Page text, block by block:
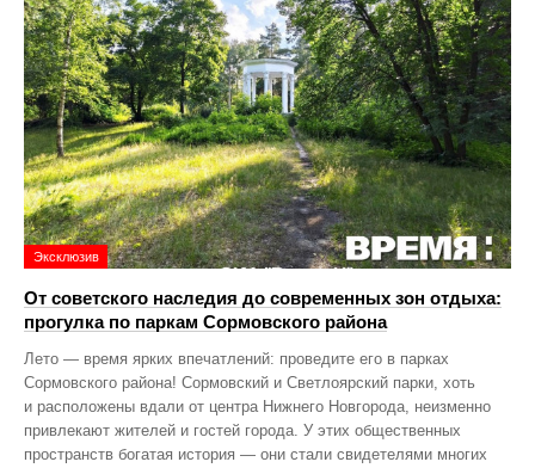
Эксклюзив
От советского наследия до современных зон отдыха:
прогулка по паркам Сормовского района
Лето — время ярких впечатлений: проведите его в парках
Сормовского района! Сормовский и Светлоярский парки, хоть
и расположены вдали от центра Нижнего Новгорода, неизменно
привлекают жителей и гостей города. У этих общественных
пространств богатая история — они стали свидетелями многих